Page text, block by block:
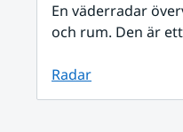
En väderradar
och rum. Den är
Radar